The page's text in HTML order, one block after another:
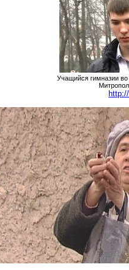
Учащийся гимназии во